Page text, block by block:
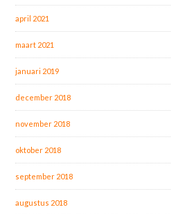
april 2021
maart 2021
januari 2019
december 2018
november 2018
oktober 2018
september 2018
augustus 2018